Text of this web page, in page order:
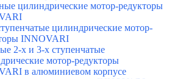
цилиндрические мотор-редукторы
цилиндрические мотор-
INNOVARI
2-х и 3-х ступенчатые
мотор-редукторы
в алюминиевом корпусе